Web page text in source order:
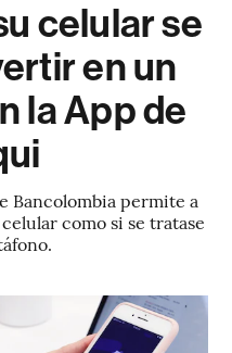
celular se
en un
la App de
Bancolombia permite a
como si se tratase